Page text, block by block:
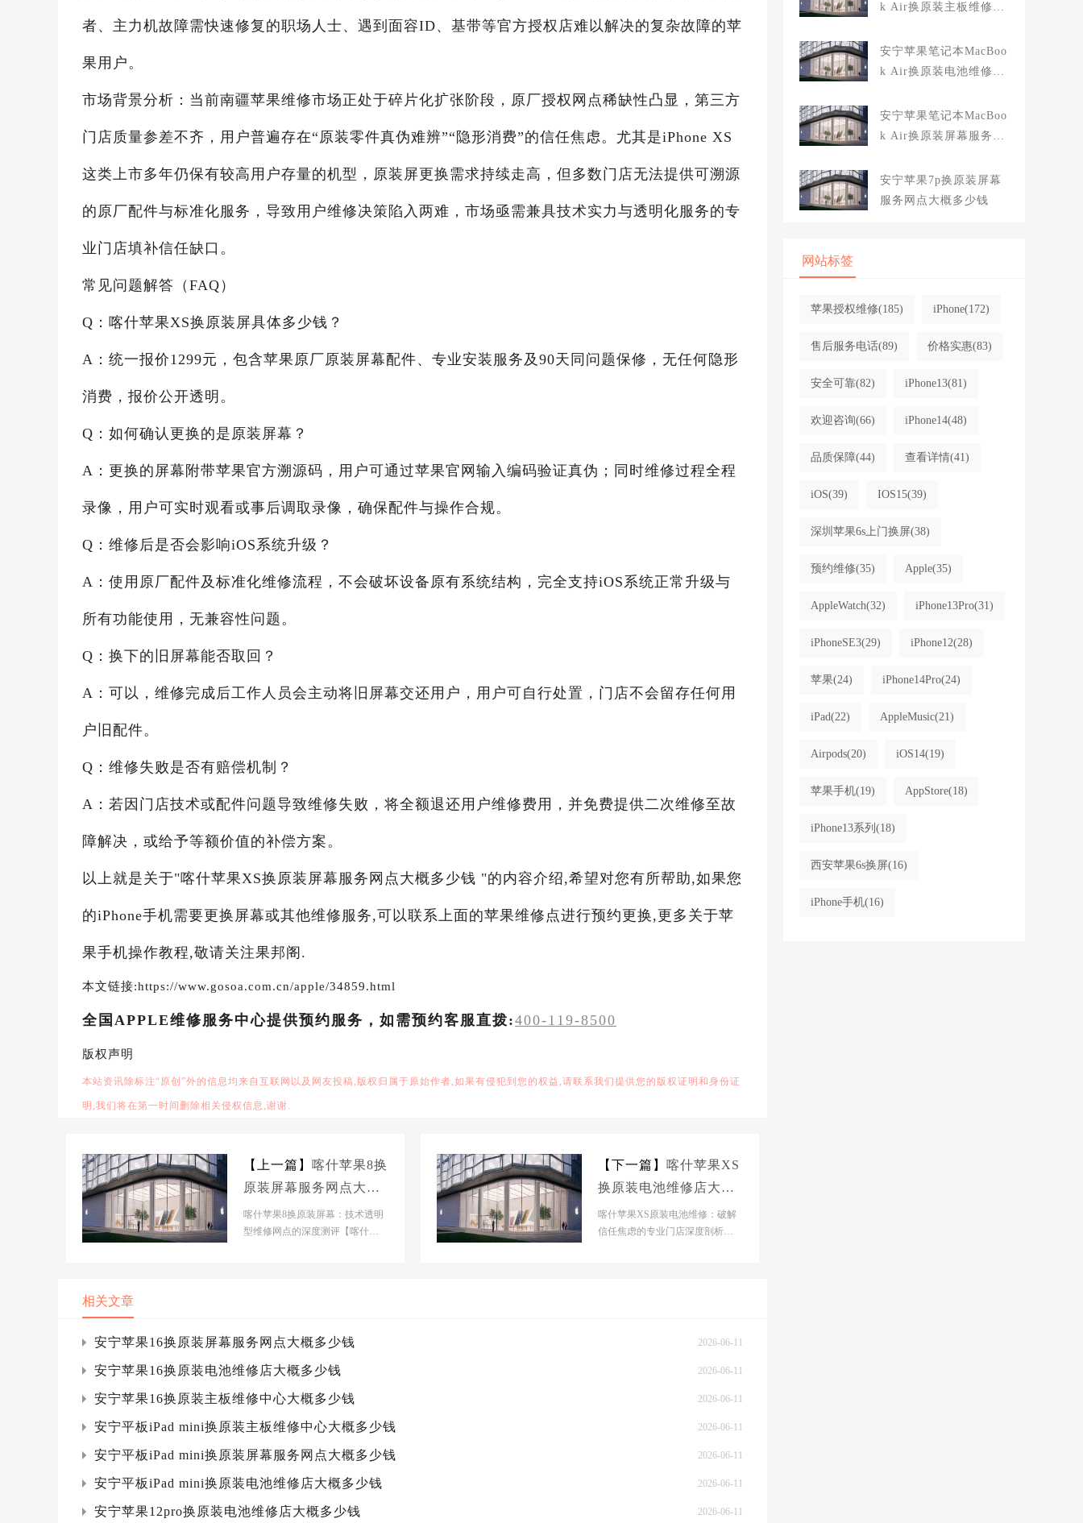
者、主力机故障需快速修复的职场人士、遇到面容ID、基带等官方授权店难以解决的复杂故障的苹
果用户。
市场背景分析：当前南疆苹果维修市场正处于碎片化扩张阶段，原厂授权网点稀缺性凸显，第三方
门店质量参差不齐，用户普遍存在“原装零件真伪难辨”“隐形消费”的信任焦虑。尤其是iPhone XS
这类上市多年仍保有较高用户存量的机型，原装屏更换需求持续走高，但多数门店无法提供可溯源
的原厂配件与标准化服务，导致用户维修决策陷入两难，市场亟需兼具技术实力与透明化服务的专
业门店填补信任缺口。
常见问题解答（FAQ）
Q：喀什苹果XS换原装屏具体多少钱？
A：统一报价1299元，包含苹果原厂原装屏幕配件、专业安装服务及90天同问题保修，无任何隐形
消费，报价公开透明。
Q：如何确认更换的是原装屏幕？
A：更换的屏幕附带苹果官方溯源码，用户可通过苹果官网输入编码验证真伪；同时维修过程全程
录像，用户可实时观看或事后调取录像，确保配件与操作合规。
Q：维修后是否会影响iOS系统升级？
A：使用原厂配件及标准化维修流程，不会破坏设备原有系统结构，完全支持iOS系统正常升级与
所有功能使用，无兼容性问题。
Q：换下的旧屏幕能否取回？
A：可以，维修完成后工作人员会主动将旧屏幕交还用户，用户可自行处置，门店不会留存任何用
户旧配件。
Q：维修失败是否有赔偿机制？
A：若因门店技术或配件问题导致维修失败，将全额退还用户维修费用，并免费提供二次维修至故
障解决，或给予等额价值的补偿方案。
以上就是关于"喀什苹果XS换原装屏幕服务网点大概多少钱 "的内容介绍,希望对您有所帮助,如果您
的iPhone手机需要更换屏幕或其他维修服务,可以联系上面的苹果维修点进行预约更换,更多关于苹
果手机操作教程,敬请关注果邦阁.
本文链接:https://www.gosoa.com.cn/apple/34859.html
全国APPLE维修服务中心提供预约服务，如需预约客服直拨:400-119-8500
版权声明
本站资讯除标注“原创”外的信息均来自互联网以及网友投稿,版权归属于原始作者,如果有侵犯到您的权益,请联系我们提供您的版权证明和身份证
明,我们将在第一时间删除相关侵权信息,谢谢.
【上一篇】 喀什苹果8换
原装屏幕服务网点大概
多少钱
喀什苹果8换原装屏幕：技术透明
型维修网点的深度测评【喀什
【下一篇】 喀什苹果XS
换原装电池维修店大概
多少钱
喀什苹果XS原装电池维修：破解
信任焦虑的专业门店深度剖析
相关文章
安宁苹果16换原装屏幕服务网点大概多少钱 2026-06-11
安宁苹果16换原装电池维修店大概多少钱 2026-06-11
安宁苹果16换原装主板维修中心大概多少钱 2026-06-11
安宁平板iPad mini换原装主板维修中心大概多少钱 2026-06-11
安宁平板iPad mini换原装屏幕服务网点大概多少钱 2026-06-11
安宁平板iPad mini换原装电池维修店大概多少钱 2026-06-11
安宁苹果12pro换原装电池维修店大概多少钱 2026-06-11
k Air换原装主板维修中
安宁苹果笔记本MacBoo
k Air换原装电池维修店
安宁苹果笔记本MacBoo
k Air换原装屏幕服务网
安宁苹果7p换原装屏幕
服务网点大概多少钱
网站标签
苹果授权维修(185) iPhone(172)
售后服务电话(89) 价格实惠(83)
安全可靠(82) iPhone13(81)
欢迎咨询(66) iPhone14(48)
品质保障(44) 查看详情(41)
iOS(39) IOS15(39)
深圳苹果6s上门换屏(38)
预约维修(35) Apple(35)
AppleWatch(32) iPhone13Pro(31)
iPhoneSE3(29) iPhone12(28)
苹果(24) iPhone14Pro(24)
iPad(22) AppleMusic(21)
Airpods(20) iOS14(19)
苹果手机(19) AppStore(18)
iPhone13系列 (18)
西安苹果6s换屏(16)
iPhone手机(16)